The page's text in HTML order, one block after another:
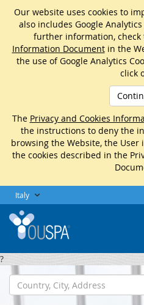
Our website uses cookies to
also includes Google
further information, check
Information Documentin the
the use of Google Analytics
click
The Privacy and Cookies
the instructions to deny the
browsing the Website, the
the cookies described in the
Italy
?